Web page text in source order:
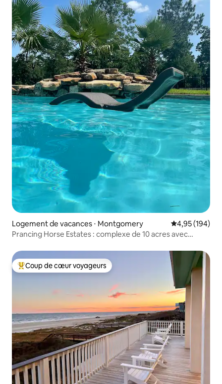
Logement de vacances ⋅ Montgomery Évaluation
4,95 (194)
Prancing Horse Estates : complexe de 10 acres avec
Coups de cœur voyageurs les plus appréciés
Coup de cœur voyageurs